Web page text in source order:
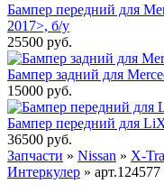
Бампер передний для
2017>, б/у
25500 руб.
Бампер задний для
15000 руб.
Бампер передний для
36500 руб.
Запчасти » Nissan » X-
Интеркулер » арт.124577